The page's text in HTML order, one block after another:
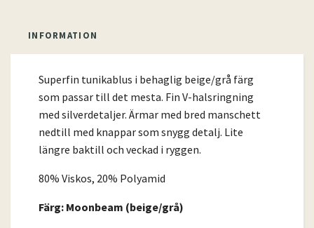
INFORMATION
Superfin tunikablus i behaglig beige/grå färg
som passar till det mesta. Fin V-halsringning
med silverdetaljer. Ärmar med bred manschett
nedtill med knappar som snygg detalj. Lite
längre baktill och veckad i ryggen.
80% Viskos, 20% Polyamid
Färg: Moonbeam (beige/grå)